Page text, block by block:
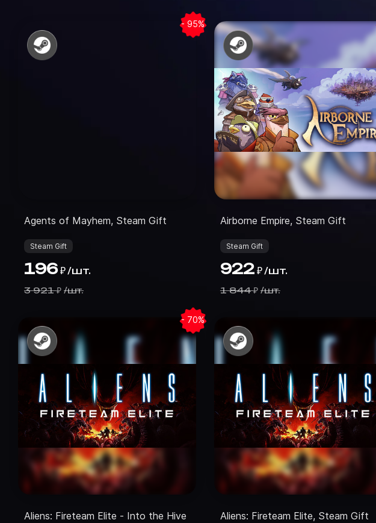
- 95%
Agents of Mayhem, Steam Gift
Steam Gift
196 ₽ /шт.
3 921 ₽ /шт.
Airborne Empire, Steam Gift
Steam Gift
922 ₽ /шт.
1 844 ₽ /шт.
- 70%
Aliens: Fireteam Elite - Into the Hive
Aliens: Fireteam Elite, Steam Gift